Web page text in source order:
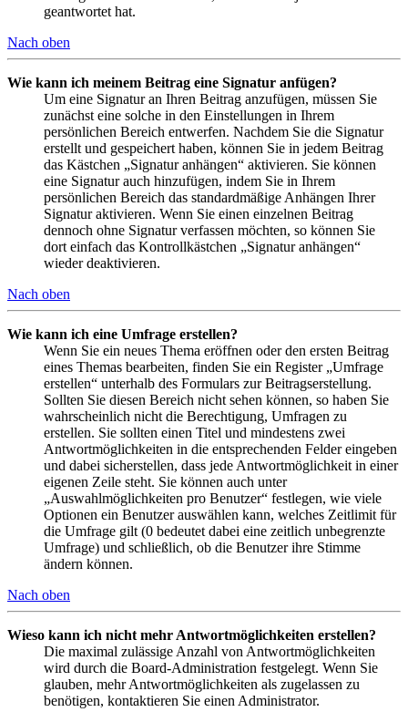
geantwortet hat.
Nach oben
Wie kann ich meinem Beitrag eine Signatur anfügen?
Um eine Signatur an Ihren Beitrag anzufügen, müssen Sie
zunächst eine solche in den Einstellungen in Ihrem
persönlichen Bereich entwerfen. Nachdem Sie die Signatur
erstellt und gespeichert haben, können Sie in jedem Beitrag
das Kästchen „Signatur anhängen“ aktivieren. Sie können
eine Signatur auch hinzufügen, indem Sie in Ihrem
persönlichen Bereich das standardmäßige Anhängen Ihrer
Signatur aktivieren. Wenn Sie einen einzelnen Beitrag
dennoch ohne Signatur verfassen möchten, so können Sie
dort einfach das Kontrollkästchen „Signatur anhängen“
wieder deaktivieren.
Nach oben
Wie kann ich eine Umfrage erstellen?
Wenn Sie ein neues Thema eröffnen oder den ersten Beitrag
eines Themas bearbeiten, finden Sie ein Register „Umfrage
erstellen“ unterhalb des Formulars zur Beitragserstellung.
Sollten Sie diesen Bereich nicht sehen können, so haben Sie
wahrscheinlich nicht die Berechtigung, Umfragen zu
erstellen. Sie sollten einen Titel und mindestens zwei
Antwortmöglichkeiten in die entsprechenden Felder eingeben
und dabei sicherstellen, dass jede Antwortmöglichkeit in einer
eigenen Zeile steht. Sie können auch unter
„Auswahlmöglichkeiten pro Benutzer“ festlegen, wie viele
Optionen ein Benutzer auswählen kann, welches Zeitlimit für
die Umfrage gilt (0 bedeutet dabei eine zeitlich unbegrenzte
Umfrage) und schließlich, ob die Benutzer ihre Stimme
ändern können.
Nach oben
Wieso kann ich nicht mehr Antwortmöglichkeiten erstellen?
Die maximal zulässige Anzahl von Antwortmöglichkeiten
wird durch die Board-Administration festgelegt. Wenn Sie
glauben, mehr Antwortmöglichkeiten als zugelassen zu
benötigen, kontaktieren Sie einen Administrator.